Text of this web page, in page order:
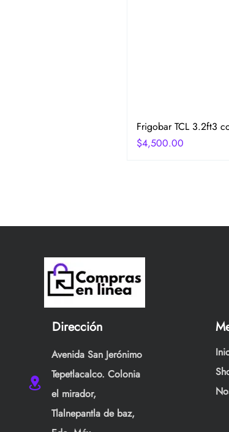
Frigobar TCL 3.2ft3
Precio
$4,500.00
Dirección
Avenida San Jerónimo
Tepetlacalco. Colonia
el mirador,
Tlalnepantla de baz,